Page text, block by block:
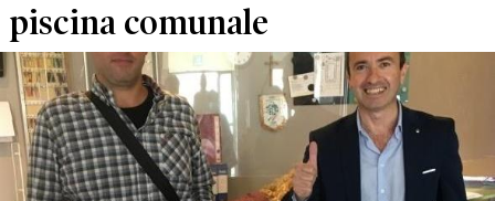
piscina comunale